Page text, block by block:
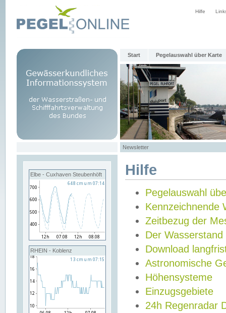
Hilfe
Start Pegelauswahl über Karte
Newsletter
Elbe - Cuxhaven Steubenhöft
RHEIN - Koblenz
Hilfe
Pegelauswahl
Kennzeichnende
Zeitbezug der
Der Wasserstand
Download
Astronomische
Höhensysteme
Einzugsgebiete
24h Regenradar